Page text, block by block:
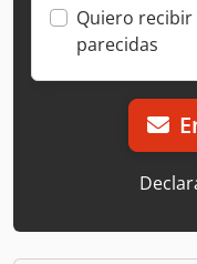
Quiero
parecidas